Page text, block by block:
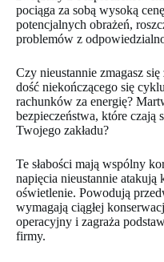
pociąga za sobą wysoką
potencjalnych obrażeń,
problemów z
Czy nieustannie zmagasz
dość niekończącego się
rachunków za energię?
bezpieczeństwa, które czają
Twojego zakładu?
Te słabości mają wspólny
napięcia nieustannie atakują
oświetlenie. Powodują
wymagają ciągłej
operacyjny i zagraża
firmy.